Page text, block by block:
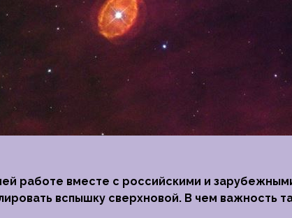
работе вместе с российскими и
вспышку сверхновой. В чем важность